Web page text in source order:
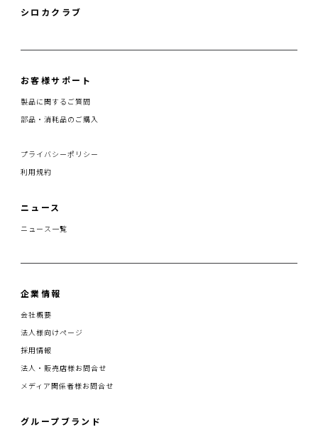
シロカクラブ
お客様サポート
製品に関するご質問
部品・消耗品のご購入
プライバシーポリシー
利用規約
ニュース
ニュース一覧
企業情報
会社概要
法人様向けページ
採用情報
法人・販売店様お問合せ
メディア関係者様お問合せ
グループブランド